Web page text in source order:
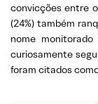
convicções entre
(24%) também
nome
curiosamente
foram citados